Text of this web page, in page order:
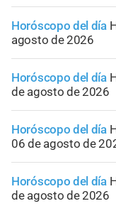
Horóscopo del día
agosto de 2026
Horóscopo del día
de agosto de 2026
Horóscopo del día
06 de agosto de
Horóscopo del día
de agosto de 2026